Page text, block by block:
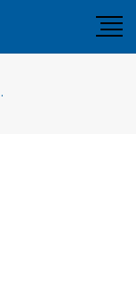
2019 года